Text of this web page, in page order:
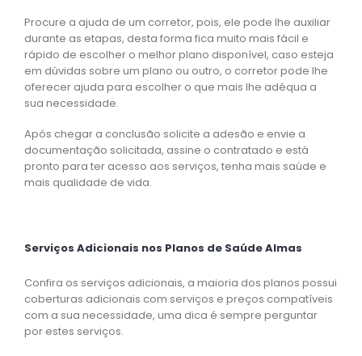
Procure a ajuda de um corretor, pois, ele pode lhe auxiliar
durante as etapas, desta forma fica muito mais fácil e
rápido de escolher o melhor plano disponível, caso esteja
em dúvidas sobre um plano ou outro, o corretor pode lhe
oferecer ajuda para escolher o que mais lhe adéqua a
sua necessidade.
Após chegar a conclusão solicite a adesão e envie a
documentação solicitada, assine o contratado e está
pronto para ter acesso aos serviços, tenha mais saúde e
mais qualidade de vida.
Serviços Adicionais nos Planos de Saúde Almas
Confira os serviços adicionais, a maioria dos planos possui
coberturas adicionais com serviços e preços compatíveis
com a sua necessidade, uma dica é sempre perguntar
por estes serviços.